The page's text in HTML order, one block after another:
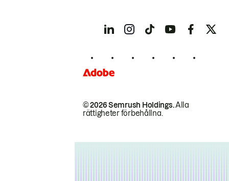
© 2026 Semrush Holdings.Alla
rättigheter förbehållna.